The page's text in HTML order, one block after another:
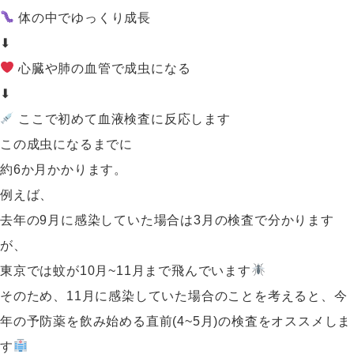
体の中でゆっくり成長
⬇
心臓や肺の血管で成虫になる
⬇
ここで初めて血液検査に反応します
この成虫になるまでに
約6か月かかります。
例えば、
去年の9月に感染していた場合は3月の検査で分かります
が、
東京では蚊が10月~11月まで飛んでいます
そのため、11月に感染していた場合のことを考えると、今
年の予防薬を飲み始める直前(4~5月)の検査をオススメしま
す